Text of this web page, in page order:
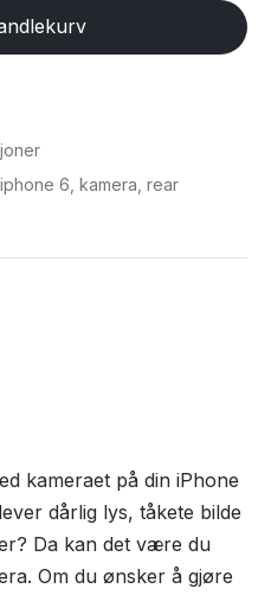
iphone 6 kamera rear
kameraet på din iPhone
dårlig lys, tåkete bilde
Da kan det være du
Om du ønsker å gjøre